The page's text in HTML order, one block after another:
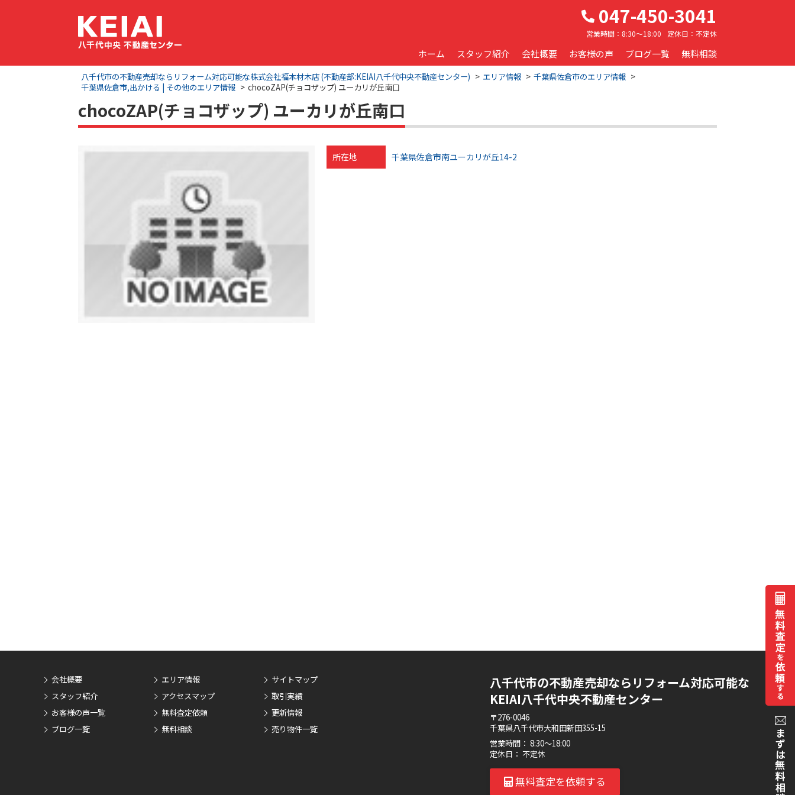
047-450-3041
営業時間： 8:30～18:00 定休日： 不定休
ホーム スタッフ紹介 会社概要 お客様の声 ブログ一覧 無料相談
八千代市の不動産売却ならリフォーム対応可能な株式会社福本材木店 (不動産部:KEIAI八千代中央不動産センター) エリア情報
千葉県佐倉市のエリア情報
千葉県佐倉市,出かける | その他のエリア情報
chocoZAP(チョコザップ) ユーカリが丘南口
chocoZAP(チョコザップ) ユーカリが丘南口
所在地 千葉県佐倉市南ユーカリが丘14-2
会社概要
スタッフ紹介
お客様の声一覧
ブログ一覧
エリア情報
アクセスマップ
無料査定依頼
無料相談
サイトマップ
取引実績
更新情報
売り物件一覧
八千代市の不動産売却ならリフォーム対応可能な
KEIAI八千代中央不動産センター
〒276-0046
千葉県八千代市大和田新田355-15
営業時間： 8:30～18:00
定休日： 不定休
無料査定を依頼する